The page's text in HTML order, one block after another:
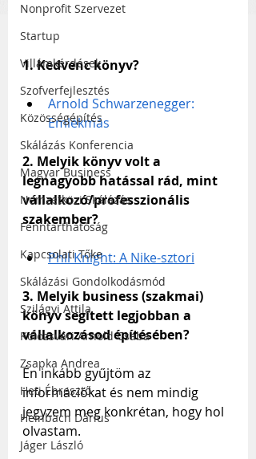
Nonprofit Szervezet
Startup
Villámkérdések
Szofverfejlesztés
Közösségépítés
Skálázás Konferencia
Magyar Business
Nemzetközi Skálázás
Fenntarthatóság
Kapcsolati Tőke
Skálázási Gondolkodásmód
Szilágyi Attila
Kolozsvári Arnold Csaba
Zsapka Andrea
Heti Ébresztő
Heinbach Dárius
Jáger László
1. Kedvenc könyv?
Arnold Schwarzenegger:
Emlékmás
2. Melyik könyv volt a
legnagyobb hatással rád, mint
vállalkozó/professzionális
szakember?
Phil Knight: A Nike-sztori
3. Melyik business (szakmai)
könyv segített legjobban a
vállalkozásod építésében?
Én inkább gyűjtöm az
információkat és nem mindig
jegyzem meg konkrétan, hogy hol
olvastam.